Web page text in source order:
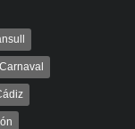
Carnaval